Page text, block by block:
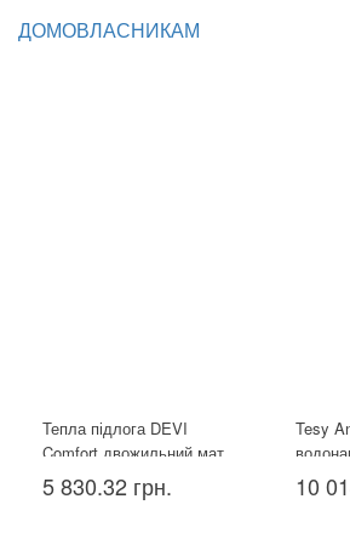
ДОМОВЛАСНИКАМ
Тепла підлога DEVI
Comfort двожильний мат
150T 1.5 м²
5 830.32 грн.
Tesy
10